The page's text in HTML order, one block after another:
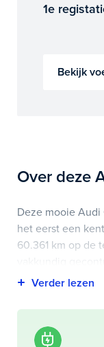
1e
Bekijk
Over deze
Deze mooie Audi
het eerst een
60.361 km op de
pagina bij
Highlights van
carplay/android